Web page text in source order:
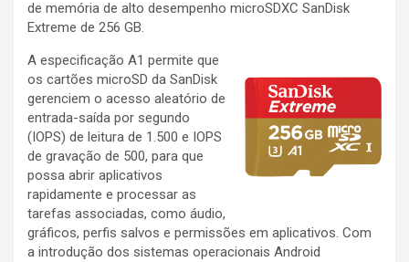
de memória de alto desempenho microSDXC SanDisk
Extreme de 256 GB.
A especificação A1 permite que
os cartões microSD da SanDisk
gerenciem o acesso aleatório de
entrada-saída por segundo
(IOPS) de leitura de 1.500 e IOPS
de gravação de 500, para que
possa abrir aplicativos
rapidamente e processar as
tarefas associadas, como áudio,
gráficos, perfis salvos e permissões em aplicativos. Com
a introdução dos sistemas operacionais Android